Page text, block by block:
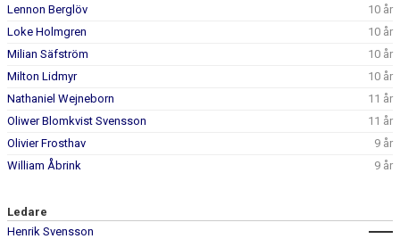
Lennon Berglöv
10 år
Loke Holmgren
10 år
Milian Säfström
10 år
Milton Lidmyr
10 år
Nathaniel Wejneborn
11 år
Oliwer Blomkvist Svensson
11 år
Olivier Frosthav
9 år
William Åbrink
9 år
Ledare
Henrik Svensson